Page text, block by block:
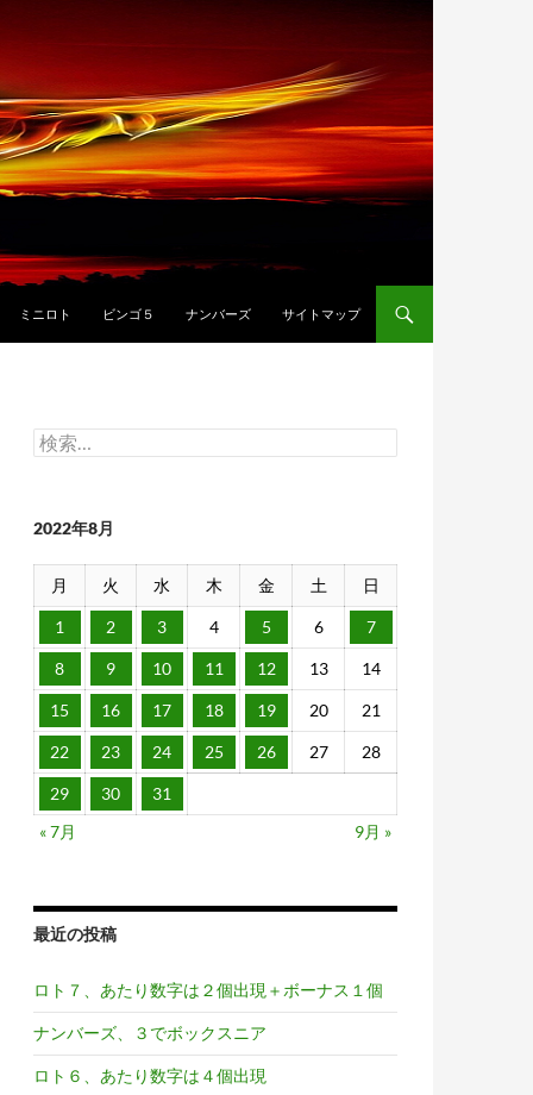
ミニロト ビンゴ５ ナンバーズ サイトマップ
検
索:
2022年8月
月 火 水 木 金 土 日
1 2 3 4 5 6 7
8 9 10 11 12 13 14
15 16 17 18 19 20 21
22 23 24 25 26 27 28
29 30
31
« 7月
9月 »
最近の投稿
ロト７、あたり数字は２個出現＋ボーナス１個
ナンバーズ、３でボックスニア
ロト６、あたり数字は４個出現